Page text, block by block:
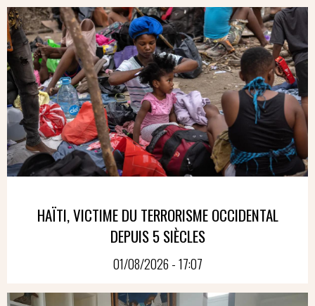
HAÏTI, VICTIME DU TERRORISME OCCIDENTAL
DEPUIS 5 SIÈCLES
01/08/2026 - 17:07